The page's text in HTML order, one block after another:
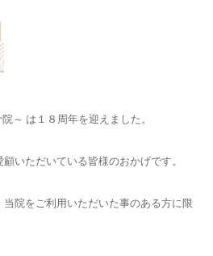
～ は１８周年を迎えました。
いただいている皆様のおかげです。
院をご利用いただいた事のある方に限